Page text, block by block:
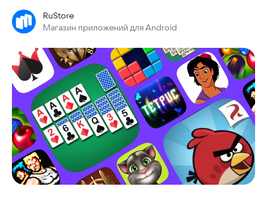
RuStore
Магазин приложений для Android